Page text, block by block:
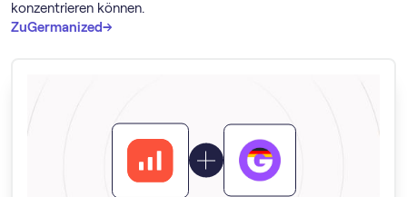
konzentrieren können.
ZuGermanized→
→